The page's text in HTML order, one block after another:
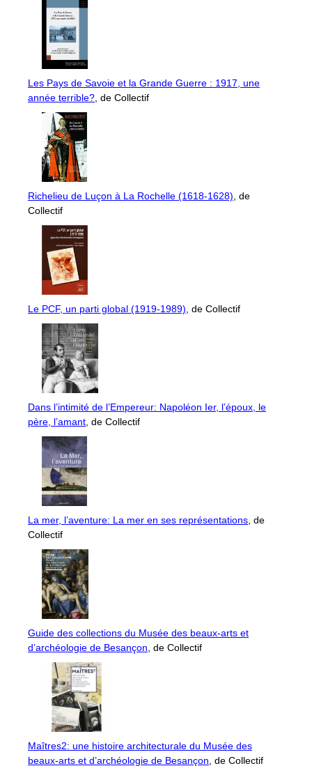
Les Pays de Savoie et la Grande Guerre : 1917, une
année terrible? , de Collectif
Richelieu de Luçon à La Rochelle (1618-1628) , de
Collectif
Le PCF, un parti global (1919-1989) , de Collectif
Dans l’intimité de l’Empereur: Napoléon Ier, l’époux, le
père, l’amant , de Collectif
La mer, l’aventure: La mer en ses représentations , de
Collectif
Guide des collections du Musée des beaux-arts et
d’archéologie de Besançon , de Collectif
Maîtres2: une histoire architecturale du Musée des
beaux-arts et d’archéologie de Besançon , de Collectif